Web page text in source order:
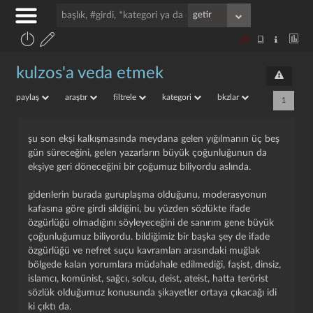
kulzos'a veda etmek
paylaş araştır filtrele kategori bkzlar 1
şu son ekşi kalkışmasında meydana gelen yığılmanın üç beş
gün süreceğini, gelen yazarların büyük çoğunluğunun da
ekşiye geri döneceğini bir çoğumuz biliyordu aslında.
gidenlerin burada guruplaşma olduğunu, moderasyonun
kafasına göre girdi sildiğini, bu yüzden sözlükte ifade
özgürlüğü olmadığını söyleyeceğini de sanırım gene büyük
çoğunluğumuz biliyordu. bildiğimiz bir başka şey de ifade
özgürlüğü ve nefret suçu kavramları arasındaki muğlak
bölgede kalan yorumlara müdahale edilmediği, faşist, dinsiz,
i̇slamcı, komünist, sağcı, solcu, deist, ateist, hatta terörist
sözlük olduğumuz konusunda şikayetler ortaya çıkacağı idi
ki çıktı da.